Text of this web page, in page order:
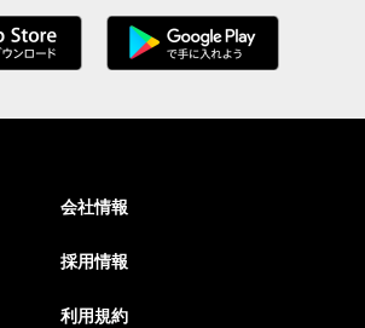
会社情報
採用情報
利用規約